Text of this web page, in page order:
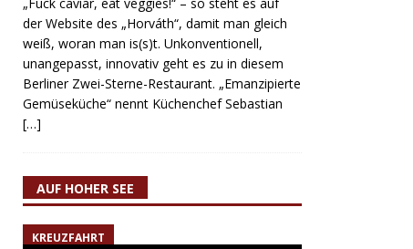
der Website des „Horváth“, damit man gleich
weiß, woran man is(s)t. Unkonventionell,
unangepasst, innovativ geht es zu in diesem
Berliner Zwei-Sterne-Restaurant. „Emanzipierte
Gemüseküche“ nennt Küchenchef Sebastian
[…]
AUF HOHER SEE
KREUZFAHRT